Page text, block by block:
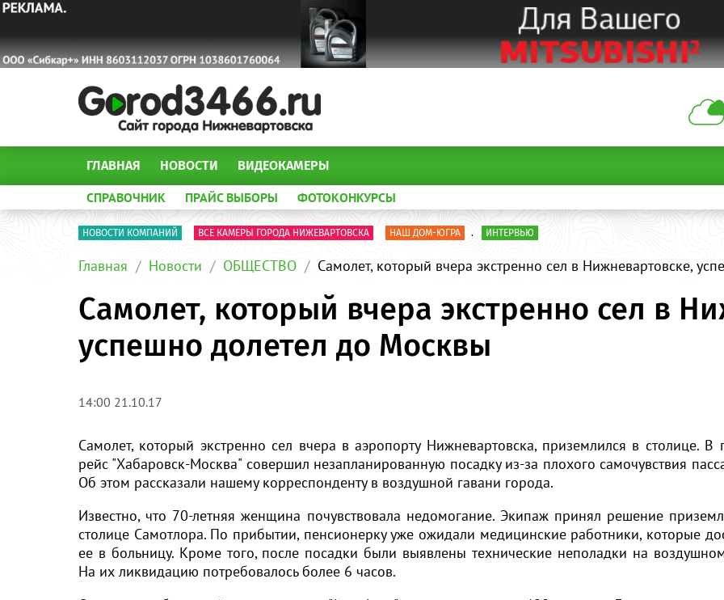
ГЛАВНАЯ НОВОСТИ ВИДЕОКАМЕРЫ
СПРАВОЧНИК ПРАЙС ВЫБОРЫ ФОТОКОНКУРСЫ
НОВОСТИ КОМПАНИЙ ВСЕ КАМЕРЫ ГОРОДА НИЖЕВАРТОВСКА НАШ ДОМ-ЮГРА . ИНТЕРВЬЮ
Главная Новости ОБЩЕСТВО Самолет, который вчера экстренно сел в Нижневартовске,
Самолет, который вчера экстренно сел в
успешно долетел до Москвы
14:00 21.10.17
Самолет, который экстренно сел вчера в аэропорту Нижневартовска, приземлился в столице. В
рейс "Хабаровск-Москва" совершил незапланированную посадку из-за плохого самочувствия
Об этом рассказали нашему корреспонденту в воздушной гавани города.
Известно, что 70-летняя женщина почувствовала недомогание. Экипаж принял решение
столице Самотлора. По прибытии, пенсионерку уже ожидали медицинские работники, которые
ее в больницу. Кроме того, после посадки были выявлены технические неполадки на
На их ликвидацию потребовалось более 6 часов.